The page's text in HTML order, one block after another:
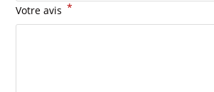
Votre avis *